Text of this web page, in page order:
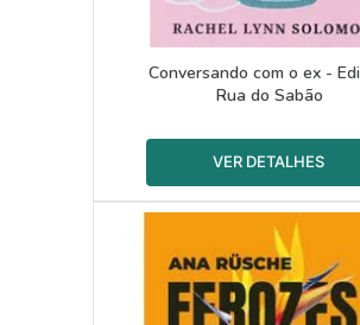
Conversando com o ex -
Rua do Sabão